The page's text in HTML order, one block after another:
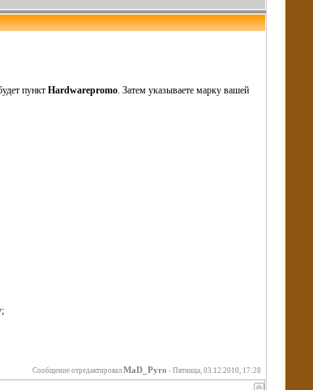
пункт Hardwarepromo. Затем указываете марку вашей
Сообщение отредактировал MaD_Pyro - Пятница, 03.12.2010, 17:28